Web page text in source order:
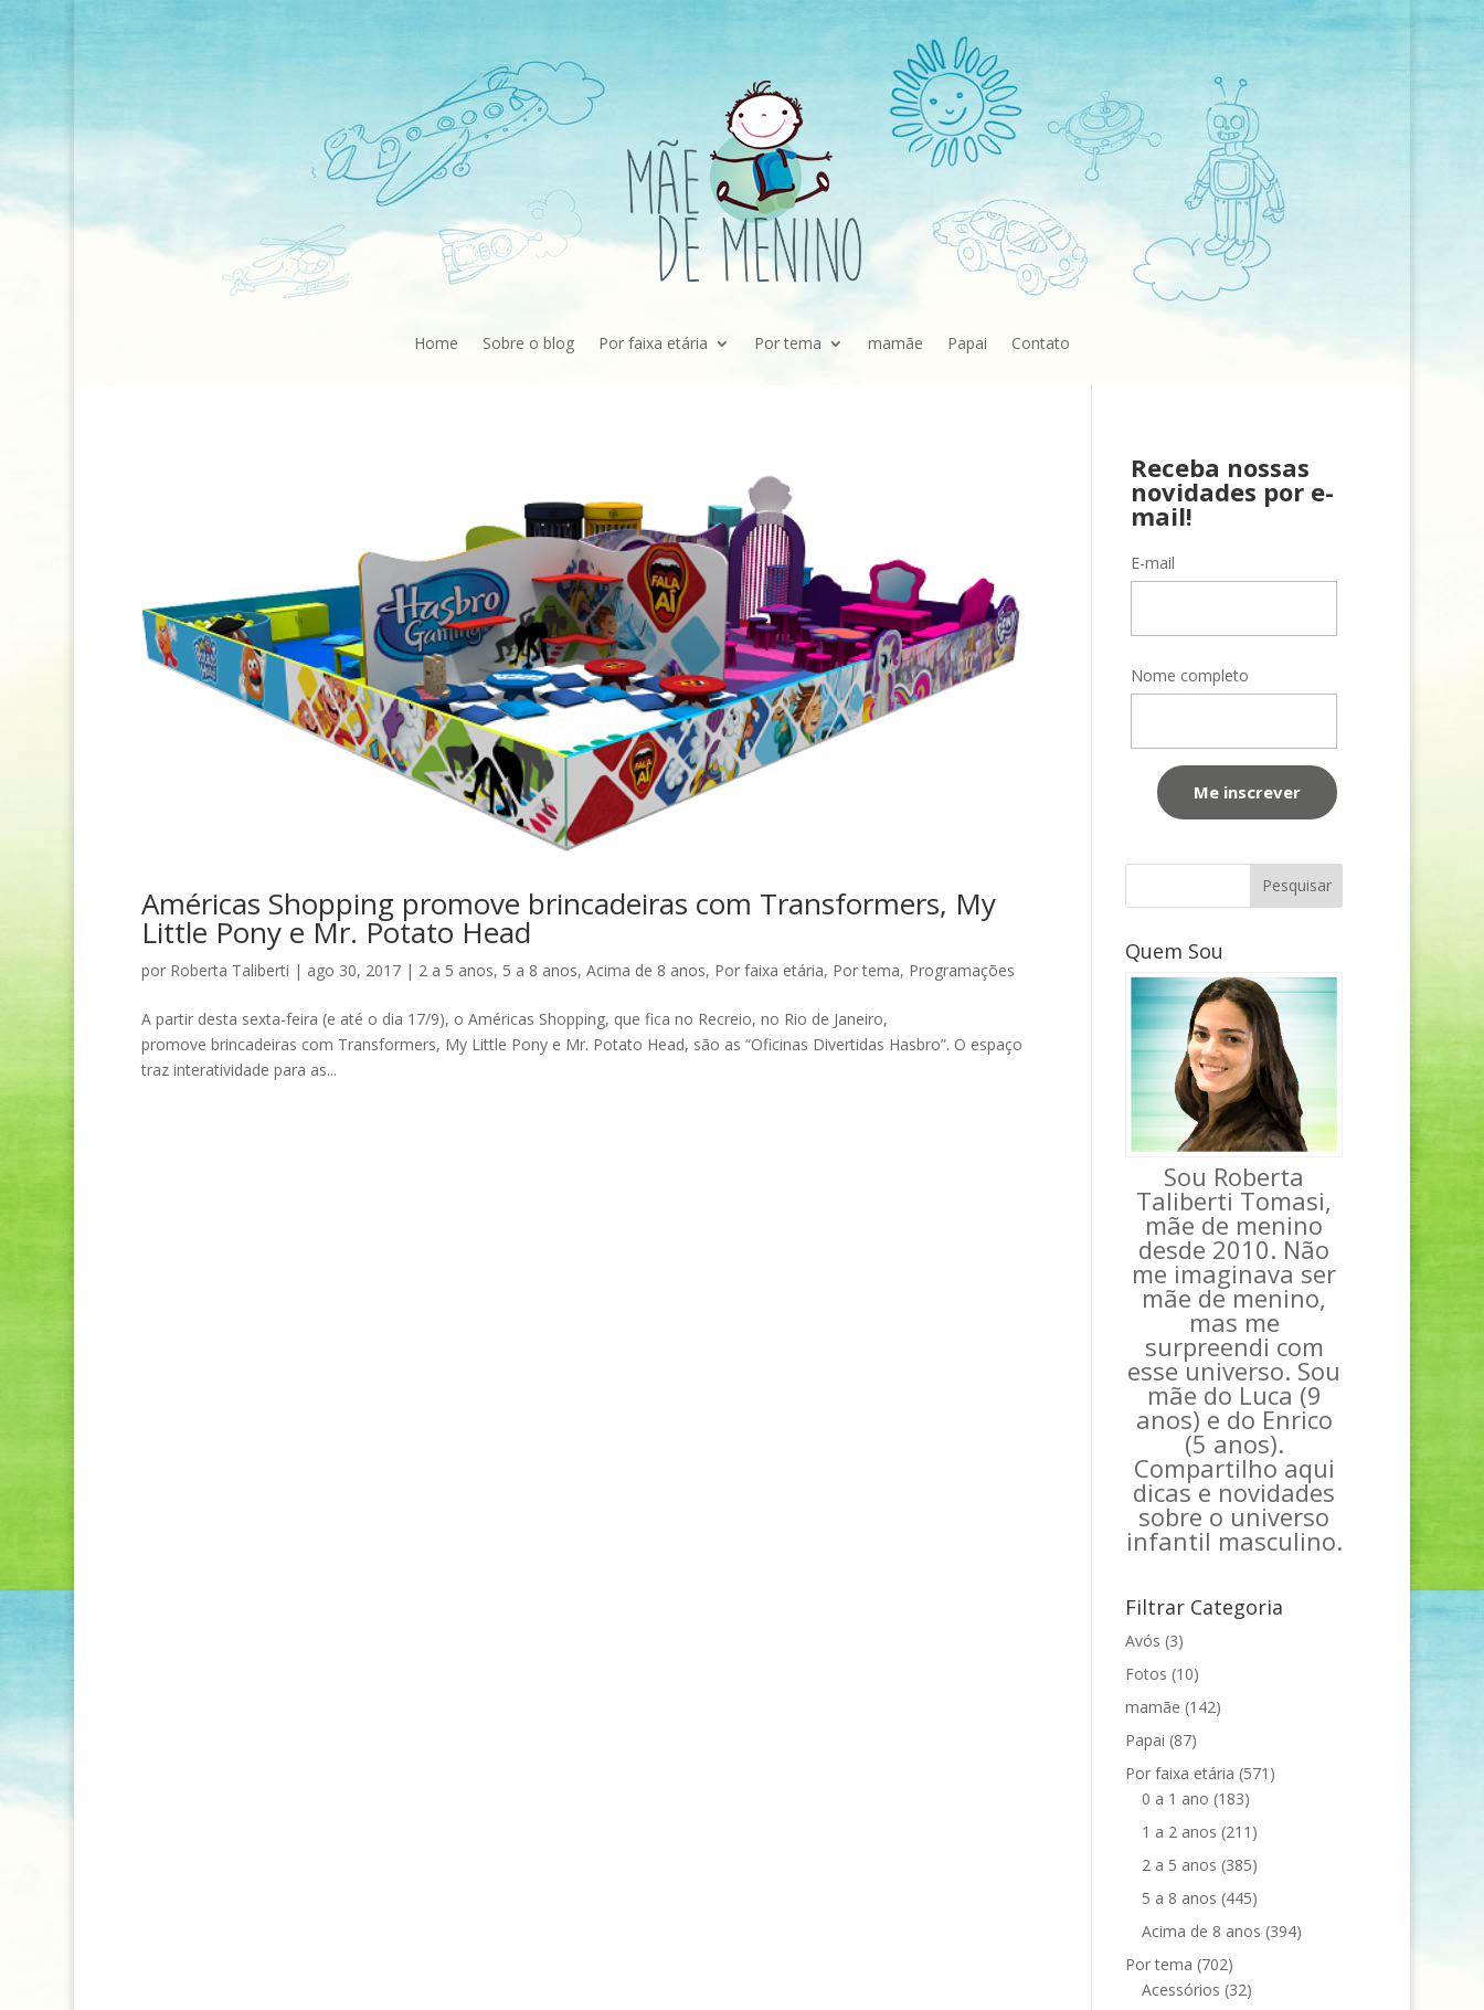
Home Sobre o blog Por faixa etária Por tema mamãe Papai Contato
Américas Shopping promove brincadeiras com Transformers, My
Little Pony e Mr. Potato Head
por Roberta Taliberti | ago 30, 2017| 2 a 5 anos, 5 a 8 anos, Acima de 8 anos, Por faixa etária, Por tema, Programações
A partir desta sexta-feira (e até o dia 17/9), o Américas Shopping, que fica no Recreio, no Rio de Janeiro,
promove brincadeiras com Transformers, My Little Pony e Mr. Potato Head, são as “Oficinas Divertidas Hasbro”. O espaço
traz interatividade para as...
Receba nossas
novidades por e-
mail!
E-mail
Nome completo
Quem Sou
Sou Roberta
Taliberti Tomasi,
mãe de menino
desde 2010. Não
me imaginava ser
mãe de menino,
mas me
surpreendi com
esse universo. Sou
mãe do Luca (9
anos) e do Enrico
(5 anos).
Compartilho aqui
dicas e novidades
sobre o universo
infantil masculino.
Filtrar Categoria
Avós (3)
Fotos (10)
mamãe (142)
Papai (87)
Por faixa etária (571)
0 a 1 ano (183)
1 a 2 anos (211)
2 a 5 anos (385)
5 a 8 anos (445)
Acima de 8 anos (394)
Por tema (702)
Acessórios (32)